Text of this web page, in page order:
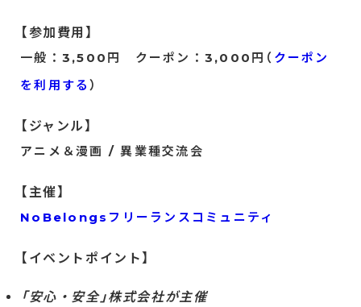
【参加費用】
一般：3,500円 クーポン：3,000円（ クーポン
を利用する）
【ジャンル】
アニメ＆漫画 / 異業種交流会
【主催】
NoBelongsフリーランスコミュニティ
【イベントポイント】
「安心・安全」株式会社が主催